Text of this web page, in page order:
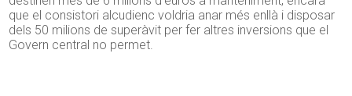
que el consistori alcudienc voldria anar més enllà i disposar
dels 50 milions de superàvit per fer altres inversions que el
Govern central no permet.